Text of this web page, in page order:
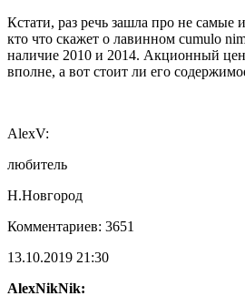
Кстати, раз речь зашла про не самые
кто что скажет о лавинном cumulo
наличие 2010 и 2014. Акционный
вполне, а вот стоит ли его
AlexV:
любитель
Н.Новгород
Комментариев: 3651
13.10.2019 21:30
AlexNikNik: